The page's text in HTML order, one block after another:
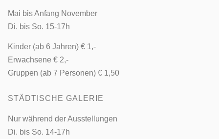
Mai bis Anfang November
Di. bis So. 15-17h
Kinder (ab 6 Jahren) € 1,-
Erwachsene € 2,-
Gruppen (ab 7 Personen) € 1,50
STÄDTISCHE GALERIE
Nur während der Ausstellungen
Di. bis So. 14-17h